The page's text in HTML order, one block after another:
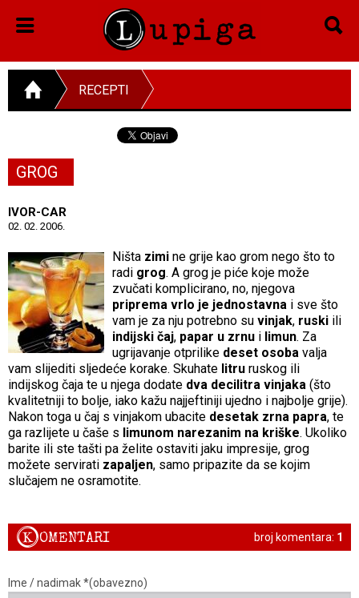
RECEPTI
GROG
IVOR-CAR
02. 02. 2006.
Ništa zimi ne grije kao grom nego što to
radi grog. A grog je piće koje može
zvučati komplicirano, no, njegova
priprema vrlo je jednostavna i sve što
vam je za nju potrebno su vinjak, ruski ili
indijski čaj, papar u zrnu i limun. Za
ugrijavanje otprilike deset osoba valja
vam slijediti sljedeće korake. Skuhate litru ruskog ili
indijskog čaja te u njega dodate dva decilitra vinjaka (što
kvalitetniji to bolje, iako kažu najjeftiniji ujedno i najbolje grije).
Nakon toga u čaj s vinjakom ubacite desetak zrna papra, te
ga razlijete u čaše s limunom narezanim na kriške. Ukoliko
barite ili ste tašti pa želite ostaviti jaku impresije, grog
možete servirati zapaljen, samo pripazite da se kojim
slučajem ne osramotite.
broj komentara: 1
KOMENTARI
Ime / nadimak *(obavezno)